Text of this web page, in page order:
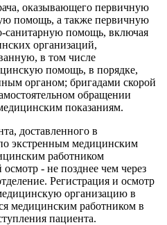
оказывающего первичную
помощь, а также первичную
санитарную помощь, включая
организаций,
в том числе
помощь, в порядке,
органом; бригадами скорой
обращении
показаниям.
доставленного в
экстренным медицинским
работником
- не позднее чем через
Регистрация и осмотр
организацию в
медицинским работником в
пациента.